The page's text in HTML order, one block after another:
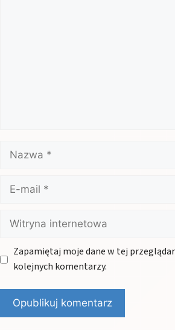
Nazwa
mail
Witryna
internetowa
Zapamiętaj moje dane w tej
kolejnych komentarzy.